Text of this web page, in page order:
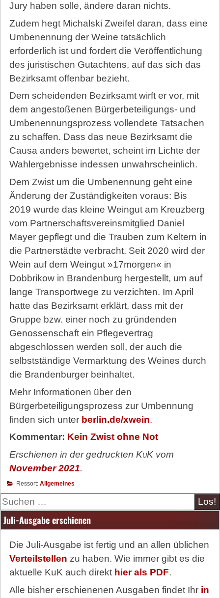
Jury haben solle, ändere daran nichts.
Zudem hegt Michalski Zweifel daran, dass eine
Umbenennung der Weine tatsächlich
erforderlich ist und fordert die Veröffentlichung
des juristischen Gutachtens, auf das sich das
Bezirksamt offenbar bezieht.
Dem scheidenden Bezirksamt wirft er vor, mit
dem angestoßenen Bürgerbeteiligungs- und
Umbenennungsprozess vollendete Tatsachen
zu schaffen. Dass das neue Bezirksamt die
Causa anders bewertet, scheint im Lichte der
Wahlergebnisse indessen unwahrscheinlich.
Dem Zwist um die Umbenennung geht eine
Änderung der Zuständigkeiten voraus: Bis
2019 wurde das kleine Weingut am Kreuzberg
vom Partnerschaftsvereinsmitglied Daniel
Mayer gepflegt und die Trauben zum Keltern in
die Partnerstädte verbracht. Seit 2020 wird der
Wein auf dem Weingut »17morgen« in
Dobbrikow in Brandenburg hergestellt, um auf
lange Transportwege zu verzichten. Im April
hatte das Bezirksamt erklärt, dass mit der
Gruppe bzw. einer noch zu gründenden
Genossenschaft ein Pflegevertrag
abgeschlossen werden soll, der auch die
selbstständige Vermarktung des Weines durch
die Brandenburger beinhaltet.
Mehr Informationen über den
Bürgerbeteiligungsprozess zur Umbennung
finden sich unter berlin.de/xwein.
Kommentar: Kein Zwist ohne Not
Erschienen in der gedruckten KuKvom
November 2021.
Ressort: Allgemeines
Suche
Juli-Ausgabe erschienen
Die Juli-Ausgabe ist fertig und an allen üblichen
Verteilstellen zu haben. Wie immer gibt es die
aktuelle KuK auch direkt hier als PDF.
Alle bisher erschienenen Ausgaben findet Ihr in